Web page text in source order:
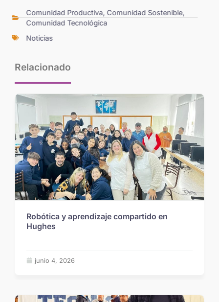
Comunidad Productiva, Comunidad Sostenible,
Comunidad Tecnológica
Noticias
Relacionado
Robótica y aprendizaje compartido en
Hughes
junio 4, 2026